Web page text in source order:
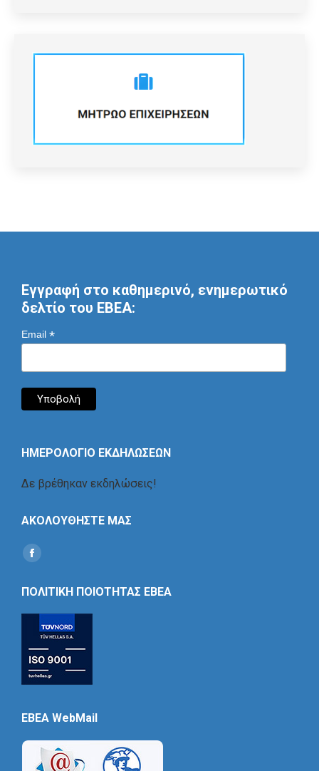
Εγγραφή στο καθημερινό, ενημερωτικό
δελτίο του ΕΒΕΑ:
Email *
ΗΜΕΡΟΛΟΓΙΟ ΕΚΔΗΛΩΣΕΩΝ
Δε βρέθηκαν εκδηλώσεις!
ΑΚΟΛΟΥΘΗΣΤΕ ΜΑΣ
Find us on:
Social
ΠΟΛΙΤΙΚΗ ΠΟΙΟΤΗΤΑΣ ΕΒΕΑ
EBEA WebMail